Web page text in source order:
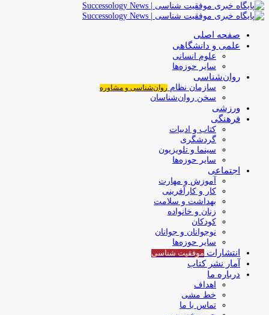
صفحه اصلی
علمی و دانشگاهی
علوم انسانی
سایر حوزه‌ها
روان‌شناسی
سازمان نظام روان‌شناسی و مشاوره
سخن روان‌شناسان
ورزشی
فرهنگی
کتاب و ادبیات
گردشگری
سینما و تلویزیون
سایر حوزه‌ها
اجتماعی
آموزش و مهارت
کار و کارآفرینی
بهداشت و سلامت
زنان و خانواده
کودکان
نوجوانان و جوانان
سایر حوزه‌ها
انتشارات موفقیت‌ شناسی
آمار نشر کتاب
درباره ما
اهداف
خط مشی
تماس با ما